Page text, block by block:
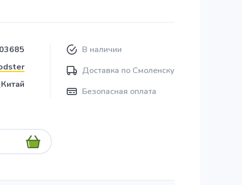
Китай
В наличии
Доставка по Смоленску
Безопасная оплата